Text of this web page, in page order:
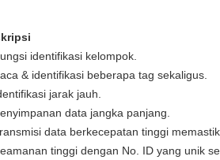
identifikasi kelompok.
& identifikasi beberapa tag sekaligus.
jarak jauh.
data jangka panjang.
data berkecepatan tinggi
tinggi dengan No. ID yang unik